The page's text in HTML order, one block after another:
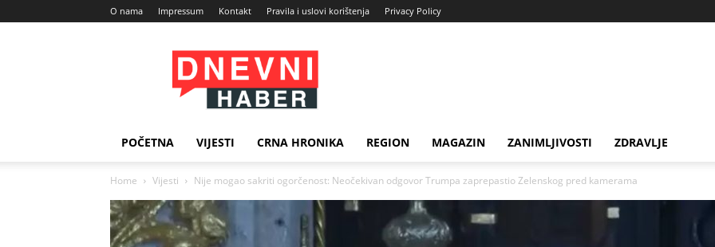
O nama Impressum Kontakt Pravila i uslovi korištenja Privacy Policy
Dnevni
Haber
POČETNA VIJESTI CRNA HRONIKA REGION MAGAZIN ZANIMLJIVOSTI ZDRAVLJE
Home Vijesti Nije mogao sakriti ogorčenost: Neočekivan odgovor Trumpa zaprepastio Zelenskog pred kamerama